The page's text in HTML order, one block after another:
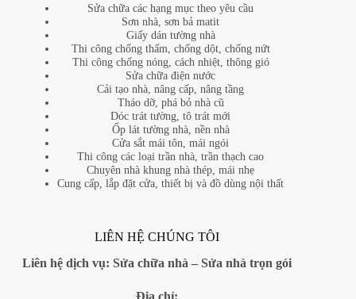
Sửa chữa các hạng mục theo yêu cầu
Sơn nhà, sơn bả matit
Giấy dán tường nhà
Thi công chống thấm, chống dột, chống nứt
Thi công chống nóng, cách nhiệt, thông gió
Sửa chữa điện nước
Cải tạo nhà, nâng cấp, nâng tầng
Tháo dỡ, phá bỏ nhà cũ
Dóc trát tường, tô trát mới
Ốp lát tường nhà, nền nhà
Cửa sắt mái tôn, mái ngói
Thi công các loại trần nhà, trần thạch cao
Chuyên nhà khung nhà thép, mái nhẹ
Cung cấp, lắp đặt cửa, thiết bị và đồ dùng nội thất
LIÊN HỆ CHÚNG TÔI
Liên hệ dịch vụ: Sửa chữa nhà – Sửa nhà trọn gói
Địa chỉ: